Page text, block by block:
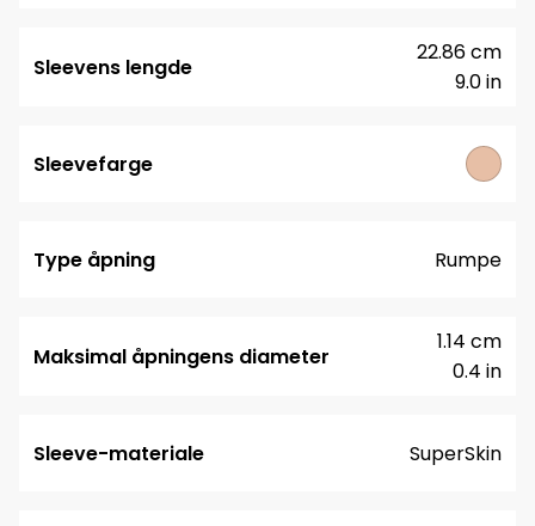
Sleevens lengde
9.0 in
22.86 cm
Sleevefarge
Type åpning Rumpe
Maksimal åpningens diameter
0.4 in
1.14 cm
Sleeve-materiale SuperSkin